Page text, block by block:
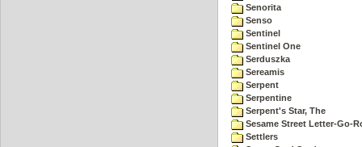
Senorita
Senso
Sentinel
Sentinel One
Serduszka
Sereamis
Serpent
Serpentine
Serpent's Star, The
Sesame Street Letter-Go-
Settlers